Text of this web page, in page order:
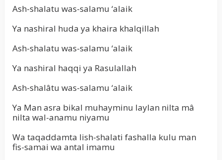
Ash-shalatu was-salamu ‘alaik
Ya nashiral huda ya khaira khalqillah
Ash-shalatu was-salamu ‘alaik
Ya nashiral haqqi ya Rasulallah
Ash-shalâtu was-salamu ‘alaik
Ya Man asra bikal muhayminu laylan nilta mâ
nilta wal-anamu niyamu
Wa taqaddamta lish-shalati fashalla kulu man
fis-samai wa antal imamu